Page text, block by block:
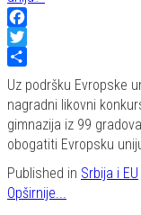
Facebook
Twitter
Share
Uz podršku Evropske
nagradni likovni
gimnazija iz 99
obogatiti Evropsku
Published in Srbija i EU
Opširnije...